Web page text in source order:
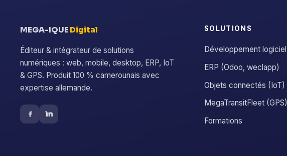
MEGA-IQUE Digital
Éditeur & intégrateur de solutions
numériques : web, mobile, desktop, ERP, IoT
& GPS. Produit 100 % camerounais avec
expertise allemande.
SOLUTIONS
Développement logiciel
ERP (Odoo, weclapp)
Objets connectés (IoT)
MegaTransitFleet (GPS)
Formations